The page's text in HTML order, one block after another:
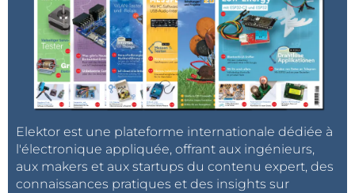
Elektor est une plateforme internationale dédiée à
l'électronique appliquée, offrant aux ingénieurs,
aux makers et aux startups du contenu expert, des
connaissances pratiques et des insights sur